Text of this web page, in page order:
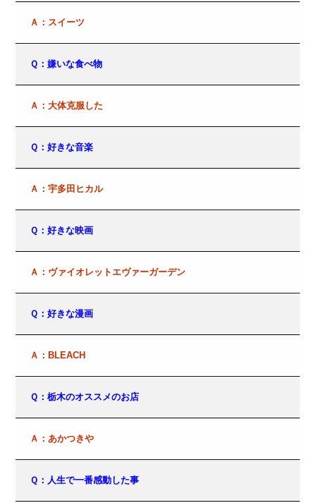
Ａ：スイーツ
Ｑ：嫌いな食べ物
Ａ：大体克服した
Ｑ：好きな音楽
Ａ：宇多田ヒカル
Ｑ：好きな映画
Ａ：ヴァイオレットエヴァーガーデン
Ｑ：好きな漫画
Ａ：BLEACH
Ｑ：栃木のオススメのお店
Ａ：あかつきや
Ｑ：人生で一番感動した事